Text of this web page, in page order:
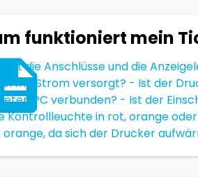
funktioniert mein
die Anschlüsse und die
mit Strom versorgt? - Ist der
PC verbunden? - Ist der
Kontrollleuchte in rot, orange
orange, da sich der Drucker